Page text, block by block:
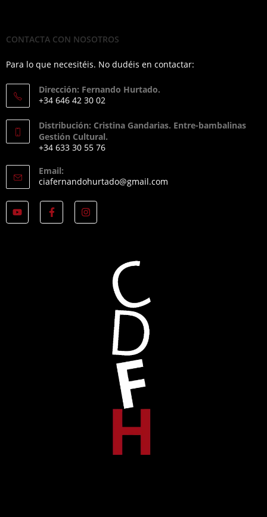
CONTACTA CON NOSOTROS
Para lo que necesitéis. No dudéis en contactar:
Dirección: Fernando Hurtado.
+34 646 42 30 02
Distribución: Cristina Gandarias. Entre-bambalinas
Gestión Cultural.
+34 633 30 55 76
Email:
ciafernandohurtado@gmail.com